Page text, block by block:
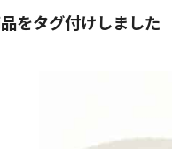
をタグ付けしました